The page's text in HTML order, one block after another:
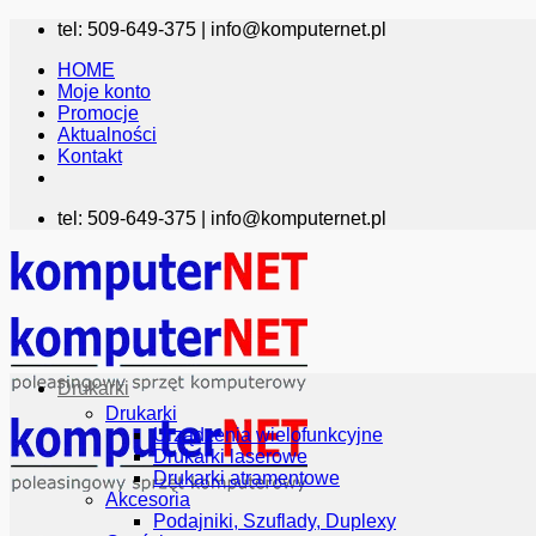
Przewiń
zawartości
tel: 509-649-375 | info@komputernet.pl
HOME
Moje konto
Promocje
Aktualności
Kontakt
tel: 509-649-375 | info@komputernet.pl
Drukarki
Drukarki
Urządzenia wielofunkcyjne
Drukarki laserowe
Drukarki atramentowe
Akcesoria
Podajniki, Szuflady, Duplexy